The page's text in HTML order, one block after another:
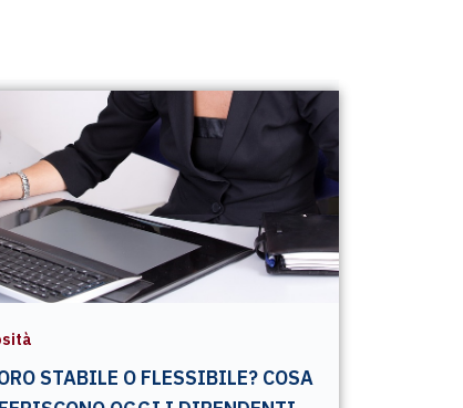
STABILE O FLESSIBILE? COSA